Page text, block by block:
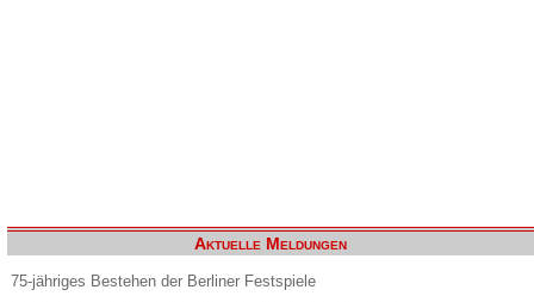
Aktuelle Meldungen
75-jähriges Bestehen der Berliner Festspiele